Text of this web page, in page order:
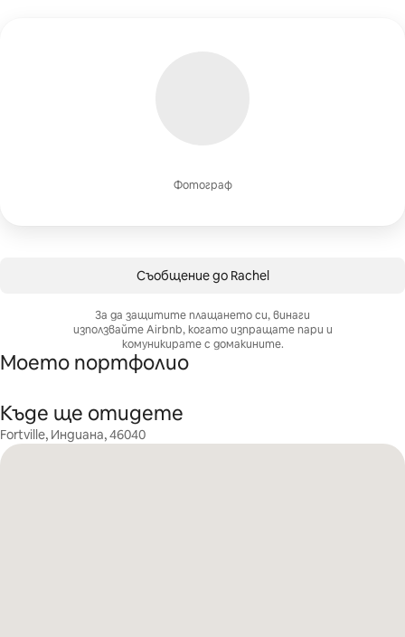
Фотограф
Съобщение до Rachel
За да защитите плащането си, винаги
използвайте Airbnb, когато изпращате пари и
комуникирате с домакините.
Моето портфолио
Къде ще отидете
Fortville, Индиана, 46040